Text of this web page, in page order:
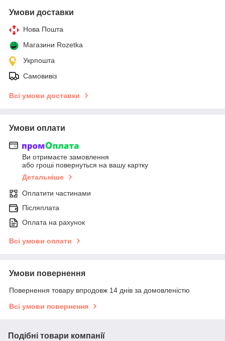
Умови доставки
Нова Пошта
Магазини Rozetka
Укрпошта
Самовивіз
Всі умови доставки
Умови оплати
Ви отримаєте замовлення
або гроші повернуться на вашу картку
Детальніше
Оплатити частинами
Післяплата
Оплата на рахунок
Всі умови оплати
Умови повернення
Повернення товару впродовж 14 днів за домовленістю
Всі умови повернення
Подібні товари компанії